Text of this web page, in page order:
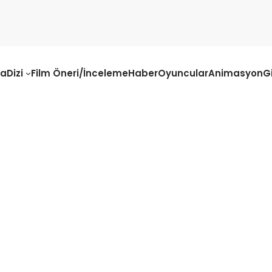
Dizi Film Öneri/İncelemeHaberOyuncularAnimasyon